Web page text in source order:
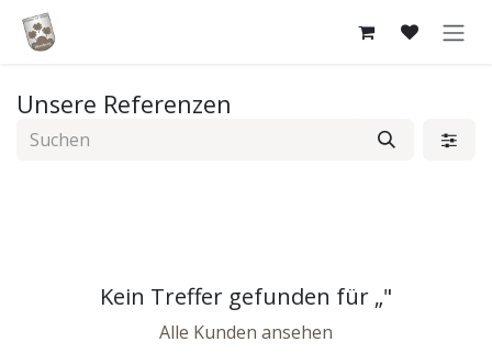
Zum Inhalt springen
Unsere Referenzen
Kein Treffer gefunden für „"
Alle Kunden ansehen